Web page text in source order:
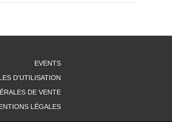
EVENTS
D’UTILISATION
DE VENTE
LÉGALES